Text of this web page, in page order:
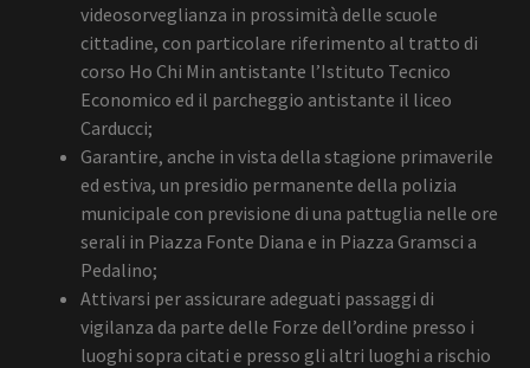
videosorveglianza in prossimità delle scuole
cittadine, con particolare riferimento al tratto di
corso Ho Chi Min antistante l’Istituto Tecnico
Economico ed il parcheggio antistante il liceo
Carducci;
Garantire, anche in vista della stagione primaverile
ed estiva, un presidio permanente della polizia
municipale con previsione di una pattuglia nelle ore
serali in Piazza Fonte Diana e in Piazza Gramsci a
Pedalino;
Attivarsi per assicurare adeguati passaggi di
vigilanza da parte delle Forze dell’ordine presso i
luoghi sopra citati e presso gli altri luoghi a rischio